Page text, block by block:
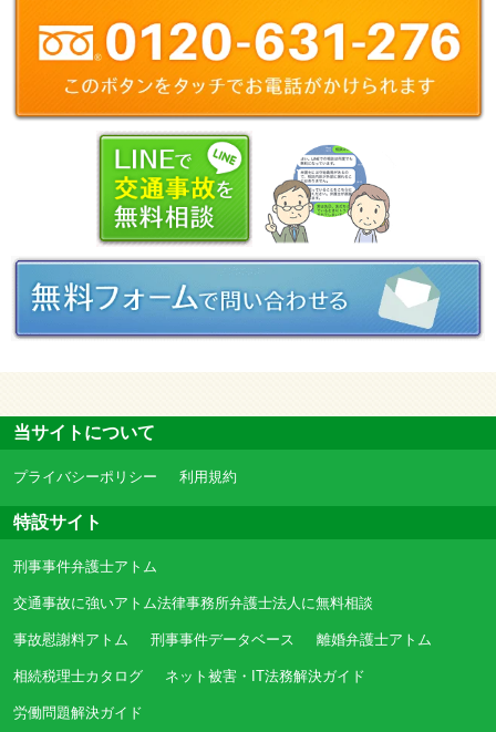
当サイトについて
プライバシーポリシー 利用規約
特設サイト
刑事事件弁護士アトム
交通事故に強いアトム法律事務所弁護士法人に無料相談
事故慰謝料アトム 刑事事件データベース 離婚弁護士アトム
相続税理士カタログ ネット被害・IT法務解決ガイド
労働問題解決ガイド